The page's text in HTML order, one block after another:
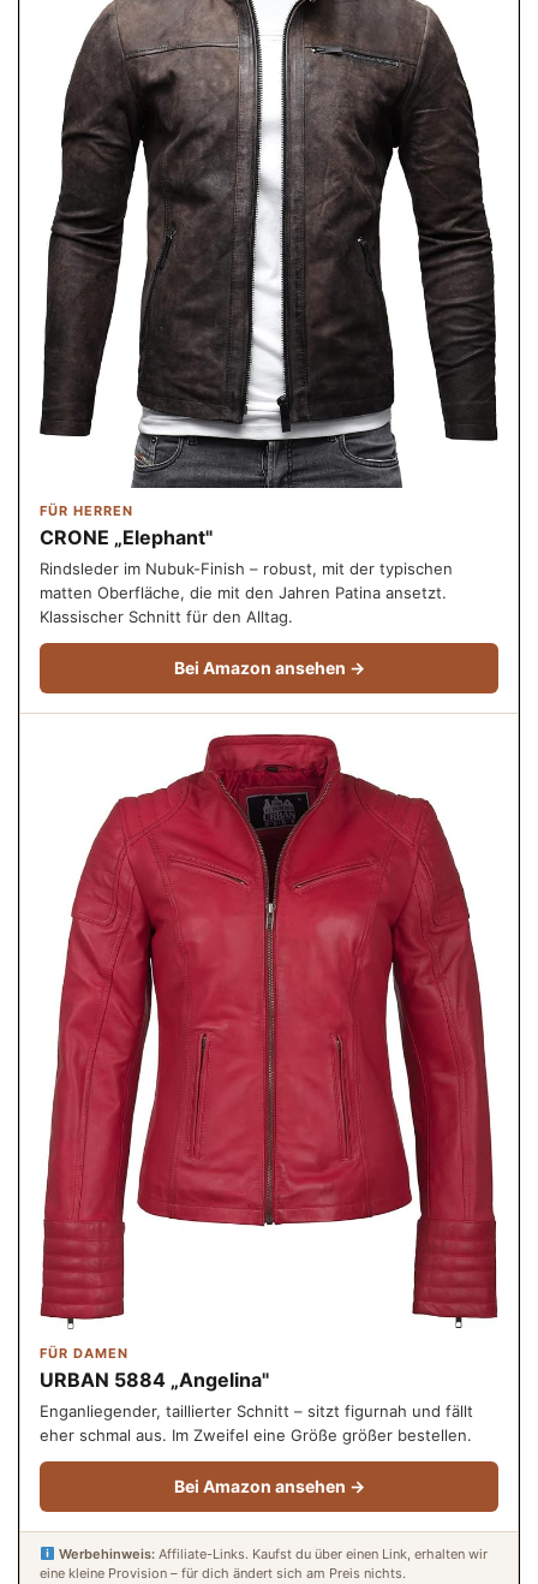
FÜR HERREN
CRONE „Elephant"
Rindsleder im Nubuk-Finish – robust, mit der typischen
matten Oberfläche, die mit den Jahren Patina ansetzt.
Klassischer Schnitt für den Alltag.
Bei Amazon ansehen →
FÜR DAMEN
URBAN 5884 „Angelina"
Enganliegender, taillierter Schnitt – sitzt figurnah und fällt
eher schmal aus. Im Zweifel eine Größe größer bestellen.
Bei Amazon ansehen →
Werbehinweis:Affiliate-Links. Kaufst du über einen Link, erhalten wir
eine kleine Provision – für dich ändert sich am Preis nichts.